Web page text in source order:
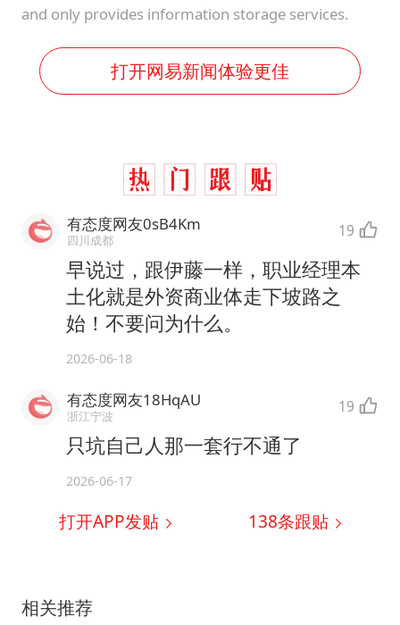
and only provides information storage services.
打开网易新闻体验更佳
有态度网友0sB4Km
四川成都 19
早说过，跟伊藤一样，职业经理本
土化就是外资商业体走下坡路之
始！不要问为什么。
2026-06-18
有态度网友18HqAU
浙江宁波 19
只坑自己人那一套行不通了
2026-06-17
打开APP发贴 138条跟贴
相关推荐